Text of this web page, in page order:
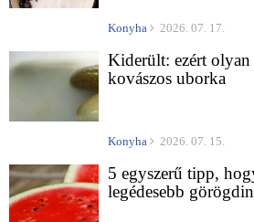
Konyha 2026. 07. 17.
Kiderült: ezért olyan
kovászos uborka
Konyha 2026. 07. 15.
5 egyszerű tipp,
legédesebb